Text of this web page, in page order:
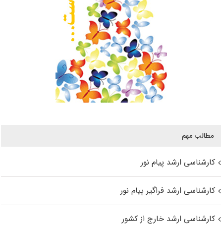
مطالب مهم
کارشناسی ارشد پیام نور
کارشناسی ارشد فراگیر پیام نور
کارشناسی ارشد خارج از کشور